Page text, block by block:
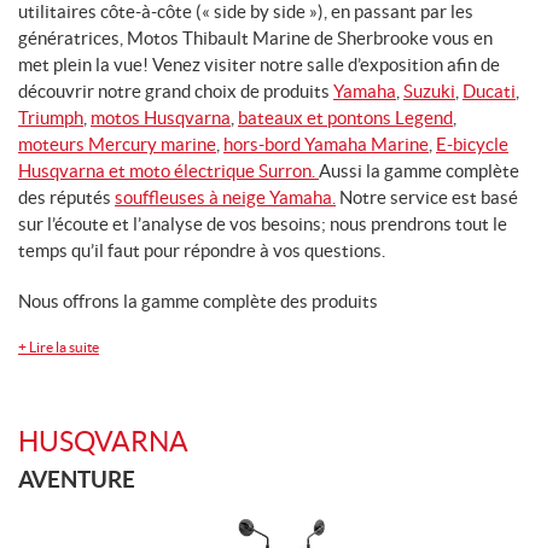
PRODUITS
NAUTIQUES
REMORQUES
PRODUITS
MÉCANIQUES
utilitaires côte-à-côte (« side by side »), en passant par les
génératrices, Motos Thibault Marine de Sherbrooke vous en
met plein la vue! Venez visiter notre salle d’exposition afin de
découvrir notre grand choix de produits Yamaha Suzuki Ducati
Triumph motos Husqvarna bateaux et pontons Legend
moteurs Mercury marine hors-bord Yamaha Marine E-bicycle
Husqvarna et moto électrique Surron. Aussi la gamme complète
des réputés souffleuses à neige Yamaha. Notre service est basé
sur l’écoute et l’analyse de vos besoins; nous prendrons tout le
temps qu’il faut pour répondre à vos questions.
Nous offrons la gamme complète des produits
+ Lire la suite
HUSQVARNA
AVENTURE